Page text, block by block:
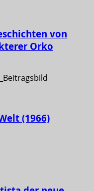
von
Orko
(1966)